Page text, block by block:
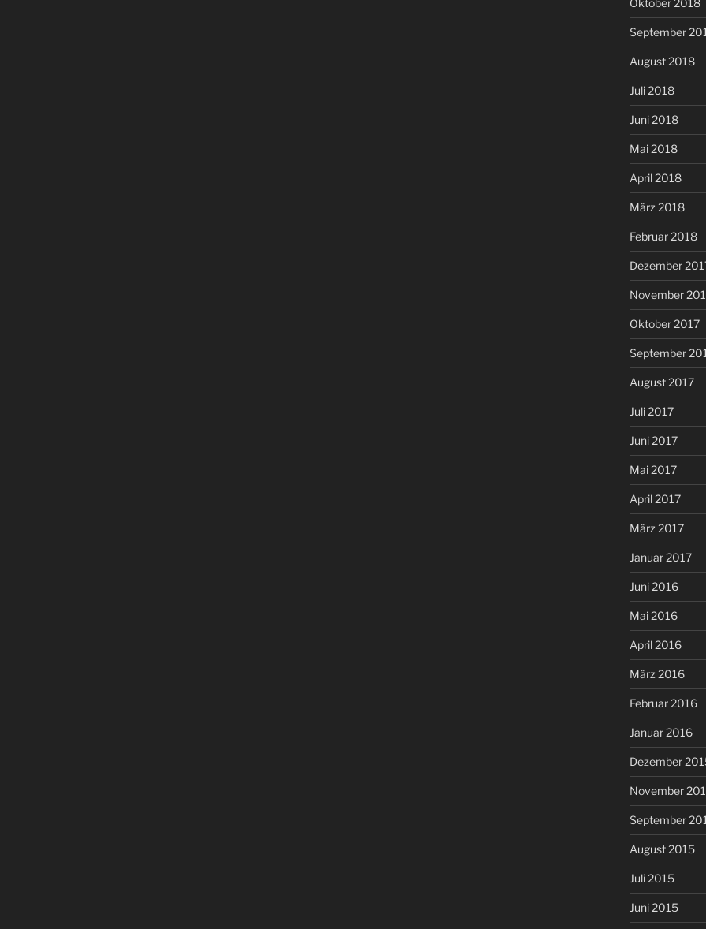
Oktober 2018
September
August 2018
Juli 2018
Juni 2018
Mai 2018
April 2018
März 2018
Februar 2018
Dezember
November
Oktober 2017
September
August 2017
Juli 2017
Juni 2017
Mai 2017
April 2017
März 2017
Januar 2017
Juni 2016
Mai 2016
April 2016
März 2016
Februar 2016
Januar 2016
Dezember
November
September
August 2015
Juli 2015
Juni 2015